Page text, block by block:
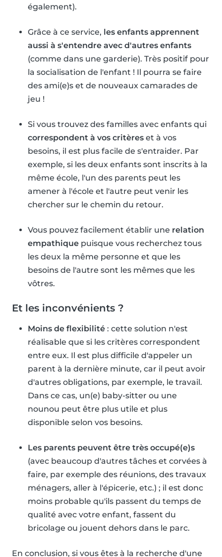
également).
Grâce à ce service, les enfants apprennent
aussi à s'entendre avec d'autres enfants
(comme dans une garderie). Très positif pour
la socialisation de l'enfant ! Il pourra se faire
des ami(e)s et de nouveaux camarades de
jeu !
Si vous trouvez des familles avec enfants qui
correspondent à vos critères et à vos
besoins, il est plus facile de s'entraider. Par
exemple, si les deux enfants sont inscrits à la
même école, l'un des parents peut les
amener à l'école et l'autre peut venir les
chercher sur le chemin du retour.
Vous pouvez facilement établir une relation
empathique puisque vous recherchez tous
les deux la même personne et que les
besoins de l'autre sont les mêmes que les
vôtres.
Et les inconvénients ?
Moins de flexibilité : cette solution n'est
réalisable que si les critères correspondent
entre eux. Il est plus difficile d'appeler un
parent à la dernière minute, car il peut avoir
d'autres obligations, par exemple, le travail.
Dans ce cas, un(e) baby-sitter ou une
nounou peut être plus utile et plus
disponible selon vos besoins.
Les parents peuvent être très occupé(e)s
(avec beaucoup d'autres tâches et corvées à
faire, par exemple des réunions, des travaux
ménagers, aller à l'épicerie, etc.) ; il est donc
moins probable qu'ils passent du temps de
qualité avec votre enfant, fassent du
bricolage ou jouent dehors dans le parc.
En conclusion, si vous êtes à la recherche d'une